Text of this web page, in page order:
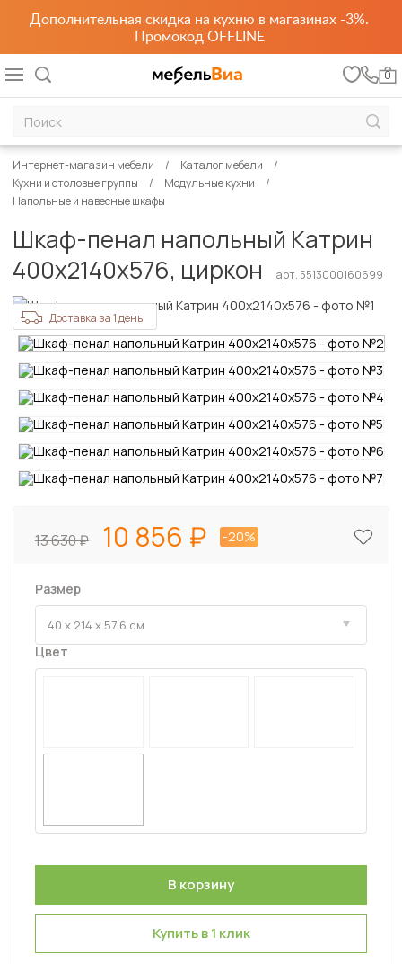
Дополнительная скидка на кухню в магазинах -3%.
Промокод OFFLINE
0
Интернет-магазин мебели
Каталог мебели
Кухни и столовые группы
Модульные кухни
Напольные и навесные шкафы
Шкаф-пенал напольный Катрин
400х2140х576, циркон
арт. 5513000160699
Доставка за 1 день
13 630 10 856 -20%
Размер
Цвет
Купить в 1 клик